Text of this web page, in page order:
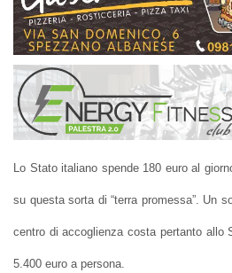
Lo Stato italiano spende 180 euro al
su questa sorta di “terra promessa”. Un
centro di accoglienza costa pertanto allo
5.400 euro a persona.